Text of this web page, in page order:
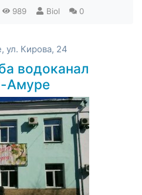
989 Biol 0
ул. Кирова, 24
водоканал
Амуре